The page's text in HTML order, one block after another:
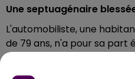
Une septuagénaire
L'automobiliste, une
de 79 ans, n'a pour sa part
blessée"
néanmoins conduite